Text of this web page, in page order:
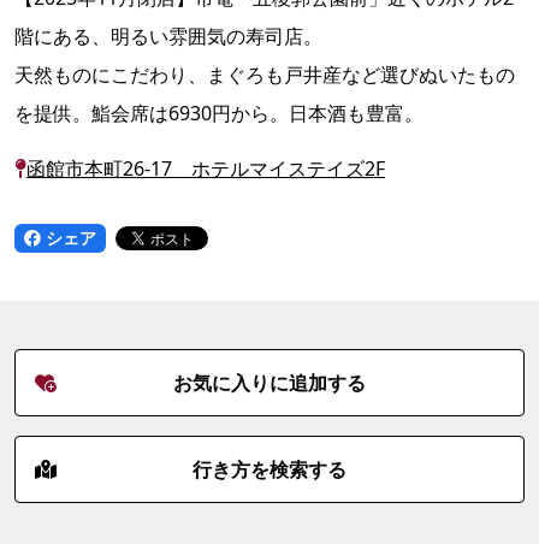
階にある、明るい雰囲気の寿司店。
天然ものにこだわり、まぐろも戸井産など選びぬいたもの
を提供。鮨会席は6930円から。日本酒も豊富。
函館市本町26‐17 ホテルマイステイズ2F
シェア
お気に入りに追加する
行き方を検索する